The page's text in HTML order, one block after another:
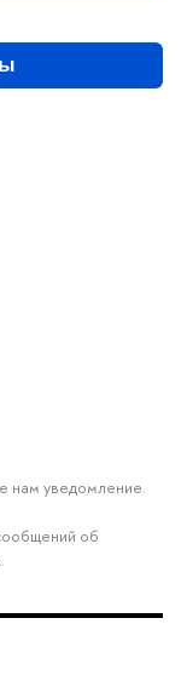
нам уведомление.
об